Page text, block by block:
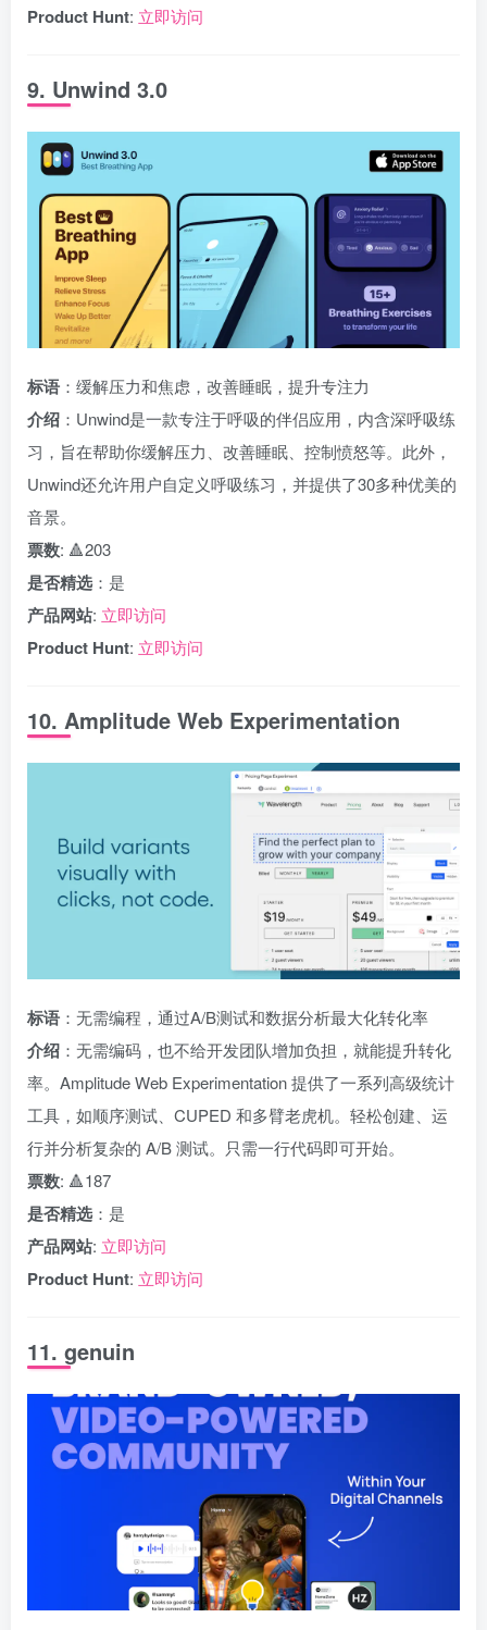
Product Hunt: 立即访问
9. Unwind 3.0
标语 ：缓解压力和焦虑，改善睡眠，提升专注力
介绍 ：Unwind是一款专注于呼吸的伴侣应用，内含深呼吸练
习，旨在帮助你缓解压力、改善睡眠、控制愤怒等。此外，
Unwind还允许用户自定义呼吸练习，并提供了30多种优美的
音景。
票数: 🔺203
是否精选 ：是
产品网站: 立即访问
Product Hunt: 立即访问
10. Amplitude Web Experimentation
标语 ：无需编程，通过A/B测试和数据分析最大化转化率
介绍 ：无需编码，也不给开发团队增加负担，就能提升转化
率。Amplitude Web Experimentation 提供了一系列高级统计
工具，如顺序测试、CUPED 和多臂老虎机。轻松创建、运
行并分析复杂的 A/B 测试。只需一行代码即可开始。
票数: 🔺187
是否精选 ：是
产品网站: 立即访问
Product Hunt: 立即访问
11. genuin